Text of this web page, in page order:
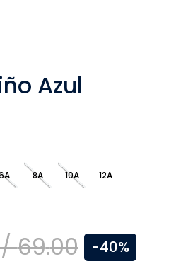
Azul
8A 10A 12A
69.00 -40%